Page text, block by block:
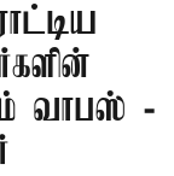
வாபஸ் -